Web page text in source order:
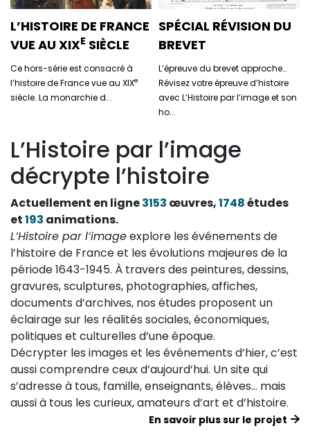
L’HISTOIRE DE FRANCE
VUE AU XIXE SIÈCLE
Ce hors-série est consacré à
l’histoire de France vue au XIXe
siècle. La monarchie d...
SPÉCIAL RÉVISION DU
BREVET
L’épreuve du brevet approche…
Révisez votre épreuve d’histoire
avec L’Histoire par l’image et son
ho...
L’Histoire par l’image
décrypte l’histoire
Actuellement en ligne3153 œuvres,1748études
et193 animations.
L’Histoire par l’imageexplore les événements de
l’histoire de France et les évolutions majeures de la
période 1643-1945. À travers des peintures, dessins,
gravures, sculptures, photographies, affiches,
documents d’archives, nos études proposent un
éclairage sur les réalités sociales, économiques,
politiques et culturelles d’une époque.
Décrypter les images et les événements d’hier, c’est
aussi comprendre ceux d’aujourd’hui. Un site qui
s’adresse à tous, famille, enseignants, élèves… mais
aussi à tous les curieux, amateurs d’art et d’histoire.
En savoir plus sur le projet